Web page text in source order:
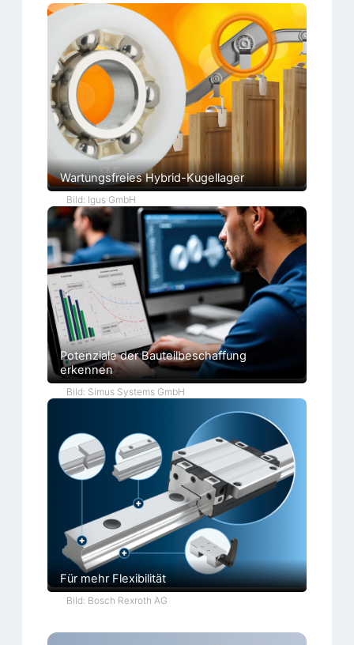
Wartungsfreies Hybrid-Kugellager
Bild: Igus GmbH
Potenziale der Bauteilbeschaffung
erkennen
Bild: Simus Systems GmbH
Für mehr Flexibilität
Bild: Bosch Rexroth AG